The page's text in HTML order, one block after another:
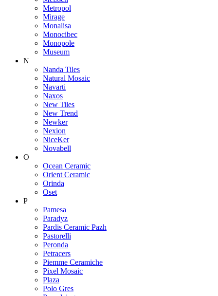
Metropol
Mirage
Monalisa
Monocibec
Monopole
Museum
N
Nanda Tiles
Natural Mosaic
Navarti
Naxos
New Tiles
New Trend
Newker
Nexion
NiceKer
Novabell
O
Ocean Ceramic
Orient Ceramic
Orinda
Oset
P
Pamesa
Paradyz
Pardis Ceramic Pazh
Pastorelli
Peronda
Petracers
Piemme Ceramiche
Pixel Mosaic
Plaza
Polo Gres